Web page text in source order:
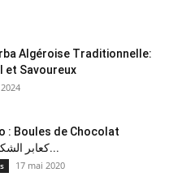
Algéroise Traditionnelle:
et Savoureux
: Boules de Chocolat
Pralinées – كعابر الشكلاطة...
17 mai 2020